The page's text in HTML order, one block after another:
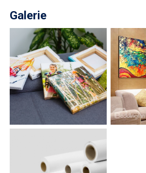
Galerie